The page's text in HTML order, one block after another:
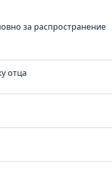
за распространение
отца